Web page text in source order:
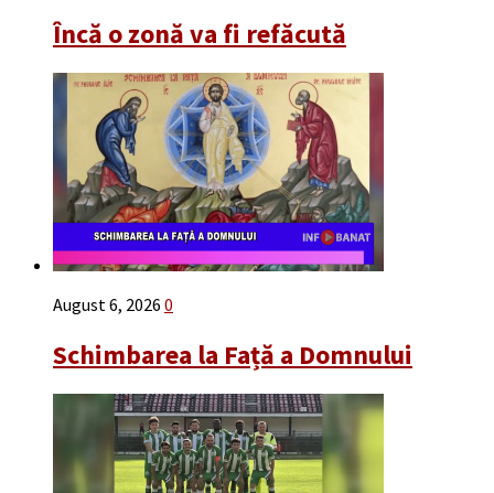
Încă o zonă va fi refăcută
August 6, 2026 0
Schimbarea la Față a Domnului